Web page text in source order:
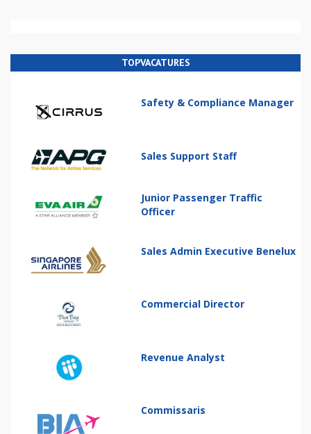
TOPVACATURES
Safety & Compliance Manager
Sales Support Staff
Junior Passenger Traffic
Officer
Sales Admin Executive Benelux
Commercial Director
Revenue Analyst
Commissaris